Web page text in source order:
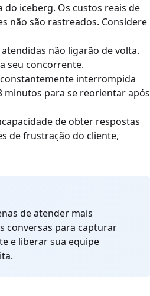
iceberg. Os custos reais de
não são rastreados. Considere
não ligarão de volta.
seu concorrente.
interrompida
minutos para se reorientar após
de obter respostas
de frustração do cliente,
de atender mais
conversas para capturar
e liberar sua equipe